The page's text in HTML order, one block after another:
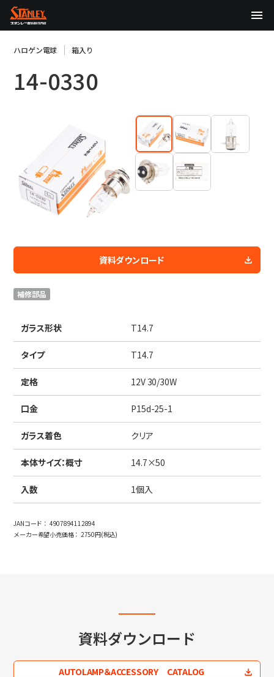
日本語
お問い合わせ
全て
例：VFHY1104P、LLF0111A、ULR4B、SL035
TOP
企業情報
サステナビリティ
株主・投資家情報
採用情報
ハロゲン電球 箱入り
14-0330
資料ダウンロード
補修部品
ガラス形状 T14.7
タイプ T14.7
定格 12V 30/30W
口金 P15d-25-1
ガラス着色 クリア
本体サイズ：概寸 14.7×50
入数 1個入
JANコード： 4907894112894
メーカー希望小売価格： 2750円(税込)
資料ダウンロード
AUTOLAMP＆ACCESSORY CATALOG